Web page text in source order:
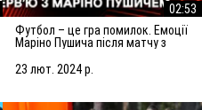
02:53
Футбол – це гра помилок. Емоції
Маріно Пушича після матчу з
23 лют. 2024 р.